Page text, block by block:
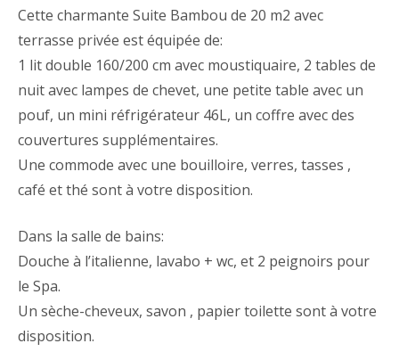
Cette charmante Suite Bambou de 20 m2 avec
terrasse privée est équipée de:
1 lit double 160/200 cm avec moustiquaire, 2 tables de
nuit avec lampes de chevet, une petite table avec un
pouf, un mini réfrigérateur 46L, un coffre avec des
couvertures supplémentaires.
Une commode avec une bouilloire, verres, tasses ,
café et thé sont à votre disposition.
Dans la salle de bains:
Douche à l’italienne, lavabo + wc, et 2 peignoirs pour
le Spa.
Un sèche-cheveux, savon , papier toilette sont à votre
disposition.